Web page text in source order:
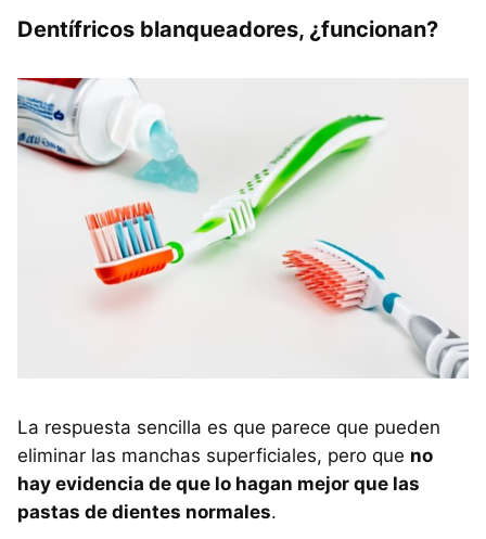
Dentífricos blanqueadores, ¿funcionan?
La respuesta sencilla es que parece que pueden
eliminar las manchas superficiales, pero que no
hay evidencia de que lo hagan mejor que las
pastas de dientes normales.